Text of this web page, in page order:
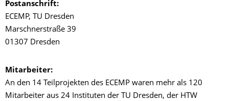
Postanschrift:
ECEMP, TU Dresden
Marschnerstraße 39
01307 Dresden
Mitarbeiter:
An den 14 Teilprojekten des ECEMP waren mehr als 120
Mitarbeiter aus 24 Instituten der TU Dresden, der HTW